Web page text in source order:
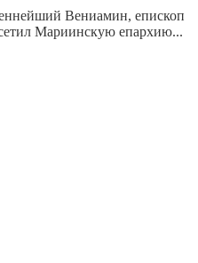
Вениамин, епископ
Мариинскую епархию...